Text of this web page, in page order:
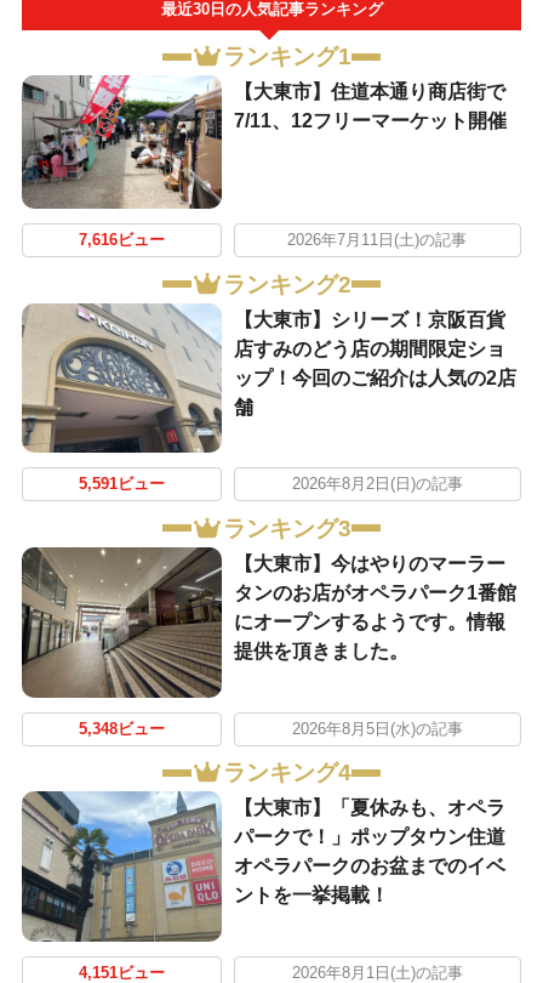
最近30日の人気記事ランキング
ランキング1
【大東市】住道本通り商店街で
7/11、12フリーマーケット開催
7,616ビュー 2026年7月11日(土)の記事
ランキング2
【大東市】シリーズ！京阪百貨
店すみのどう店の期間限定ショ
ップ！今回のご紹介は人気の2店
舗
5,591ビュー 2026年8月2日(日)の記事
ランキング3
【大東市】今はやりのマーラー
タンのお店がオペラパーク1番館
にオープンするようです。情報
提供を頂きました。
5,348ビュー 2026年8月5日(水)の記事
ランキング4
【大東市】「夏休みも、オペラ
パークで！」ポップタウン住道
オペラパークのお盆までのイベ
ントを一挙掲載！
4,151ビュー 2026年8月1日(土)の記事